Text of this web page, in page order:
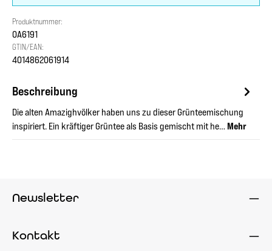
Produktnummer:
OA6191
GTIN/EAN:
4014862061914
Beschreibung
Die alten Amazighvölker haben uns zu dieser Grünteemischung
inspiriert. Ein kräftiger Grüntee als Basis gemischt mit he… Mehr
Newsletter
Kontakt